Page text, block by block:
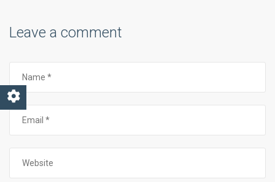
Leave a comment